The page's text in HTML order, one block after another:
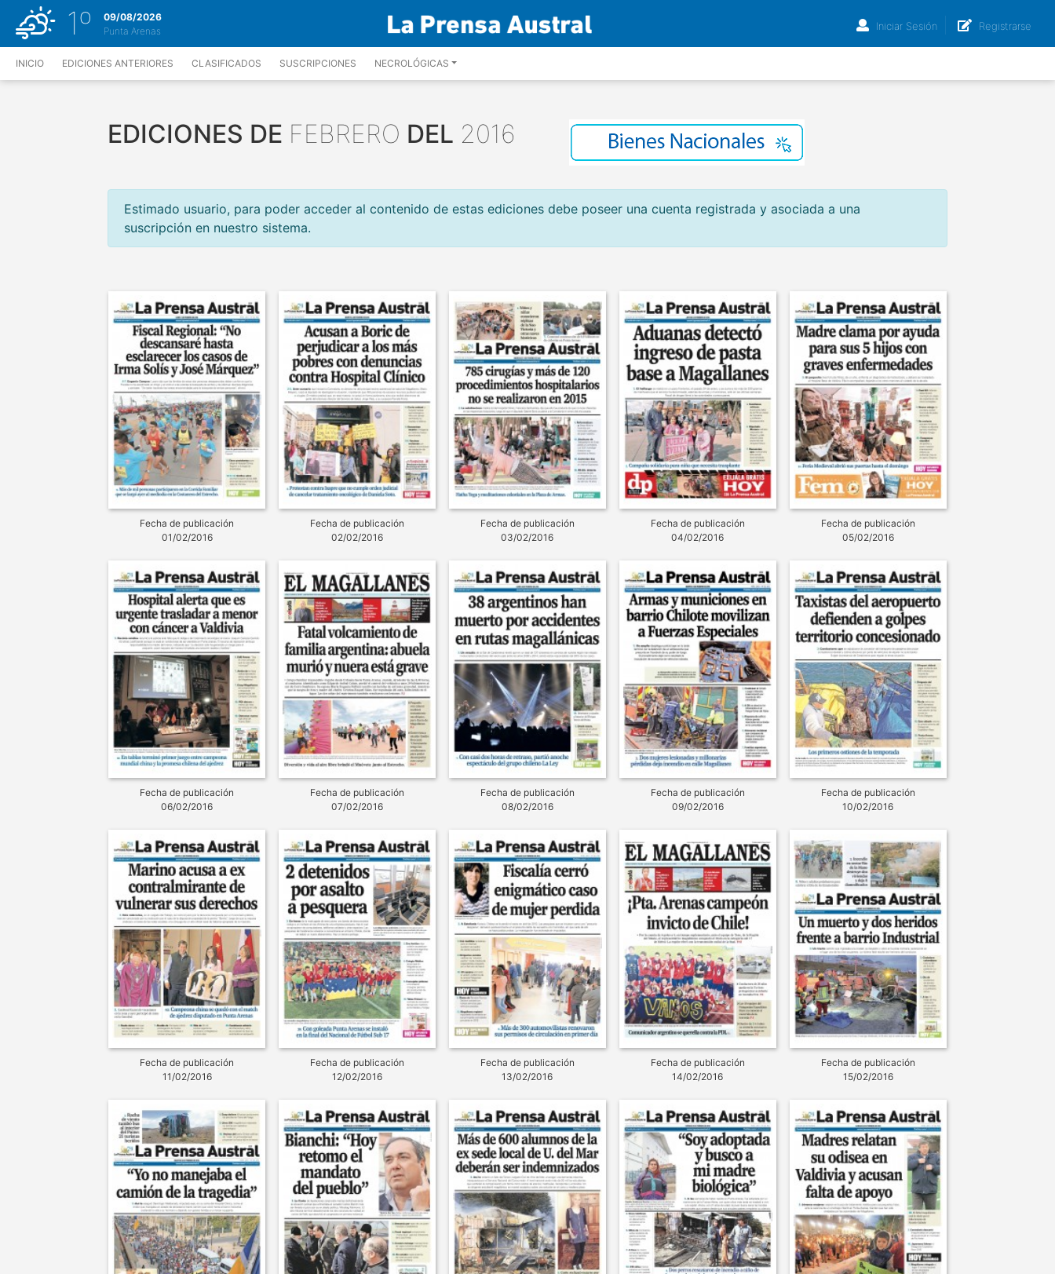
1º
09/08/2026
Punta Arenas
Iniciar Sesión Registrarse
INICIO EDICIONES ANTERIORES CLASIFICADOS SUSCRIPCIONES NECROLÓGICAS
EDICIONES DE FEBRERO DEL 2016
Estimado usuario, para poder acceder al contenido de estas ediciones debe poseer una cuenta registrada y asociada a una
suscripción en nuestro sistema.
Fecha de publicación
01/02/2016
Fecha de publicación
02/02/2016
Fecha de publicación
03/02/2016
Fecha de publicación
04/02/2016
Fecha de publicación
05/02/2016
Fecha de publicación
06/02/2016
Fecha de publicación
07/02/2016
Fecha de publicación
08/02/2016
Fecha de publicación
09/02/2016
Fecha de publicación
10/02/2016
Fecha de publicación
11/02/2016
Fecha de publicación
12/02/2016
Fecha de publicación
13/02/2016
Fecha de publicación
14/02/2016
Fecha de publicación
15/02/2016